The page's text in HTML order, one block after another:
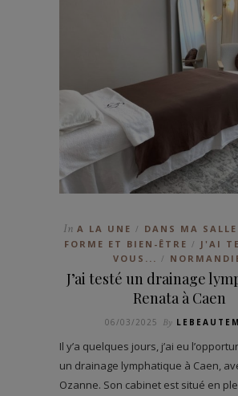
In A LA UNE / DANS MA
FORME ET BIEN-ÊTRE /
J'AI
VOUS... /
J’ai testé un drainage
Renata à Caen
06/03/2025 By
Il y’a quelques jours, j’ai eu
un drainage lymphatique à Caen,
Ozanne. Son cabinet est situé en